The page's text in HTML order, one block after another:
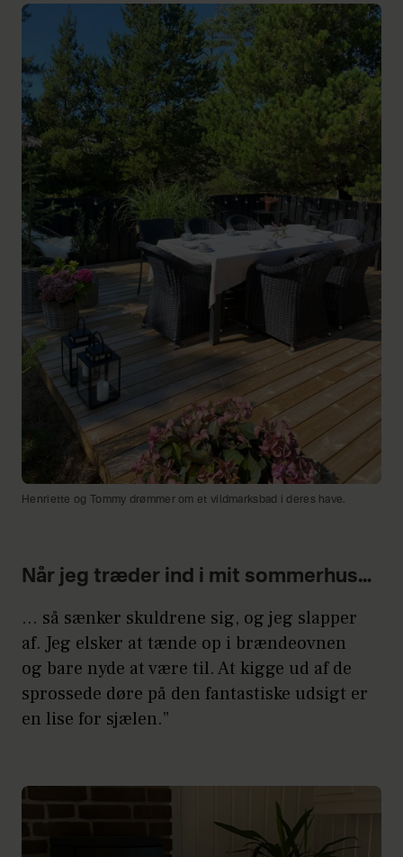
Henriette og Tommy drømmer om et vildmarksbad i deres have.
Når jeg træder ind i mit sommerhus…
… så sænker skuldrene sig, og jeg slapper
af. Jeg elsker at tænde op i brændeovnen
og bare nyde at være til. At kigge ud af de
sprossede døre på den fantastiske udsigt er
en lise for sjælen.”